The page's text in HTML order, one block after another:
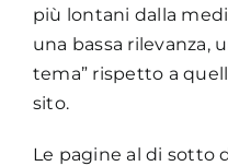
più lontani dalla
una bassa rilevanza,
tema” rispetto a
sito.
Le pagine al di sotto